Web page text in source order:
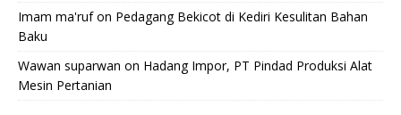
Imam ma'rufon Pedagang Bekicot di Kediri Kesulitan Bahan
Baku
Wawan suparwan on Hadang Impor, PT Pindad Produksi Alat
Mesin Pertanian